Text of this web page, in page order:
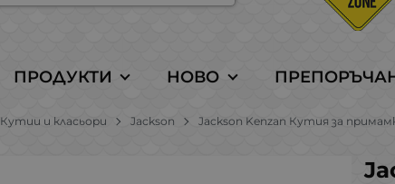
ПРОДУКТИ НОВО
Кутии и класьори Jackson Jackson Kenzan Кутия за